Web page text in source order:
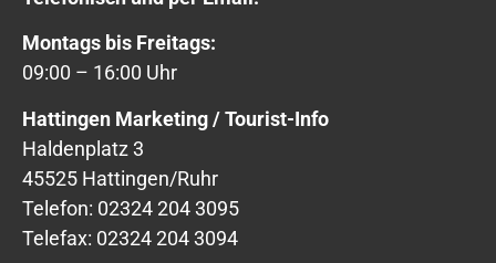
Montags bis Freitags:
09:00 – 16:00 Uhr
Hattingen Marketing / Tourist-Info
Haldenplatz 3
45525 Hattingen/Ruhr
Telefon: 02324 204 3095
Telefax: 02324 204 3094